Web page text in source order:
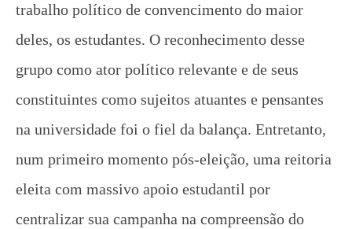
Sobre a planificação do trabalho
1 de
de
CN
UJC
trabalho político de convencimento do maior
deles, os estudantes. O reconhecimento desse
grupo como ator político relevante e de seus
constituintes como sujeitos atuantes e pensantes
na universidade foi o fiel da balança. Entretanto,
num primeiro momento pós-eleição, uma reitoria
eleita com massivo apoio estudantil por
centralizar sua campanha na compreensão do